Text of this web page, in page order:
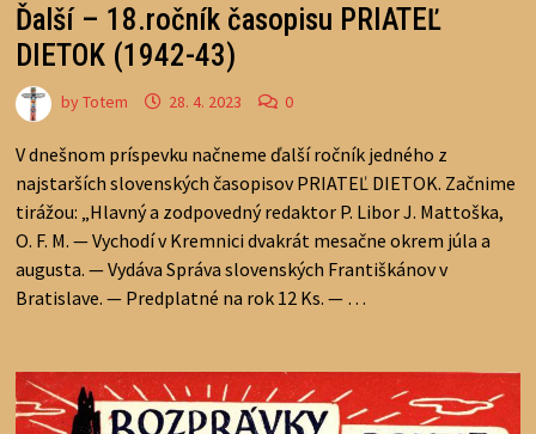
Ďalší – 18.ročník časopisu PRIATEĽ
DIETOK (1942-43)
byTotem 28. 4. 2023 0
V dnešnom príspevku načneme ďalší ročník jedného z
najstarších slovenských časopisov PRIATEĽ DIETOK. Začnime
tirážou: „Hlavný a zodpovedný redaktor P. Libor J. Mattoška,
O. F. M. — Vychodí v Kremnici dvakrát mesačne okrem júla a
augusta. — Vydáva Správa slovenských Františkánov v
Bratislave. — Predplatné na rok 12 Ks. — …